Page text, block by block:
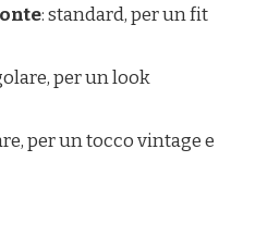
: standard, per un fit
per un look
per un tocco vintage e